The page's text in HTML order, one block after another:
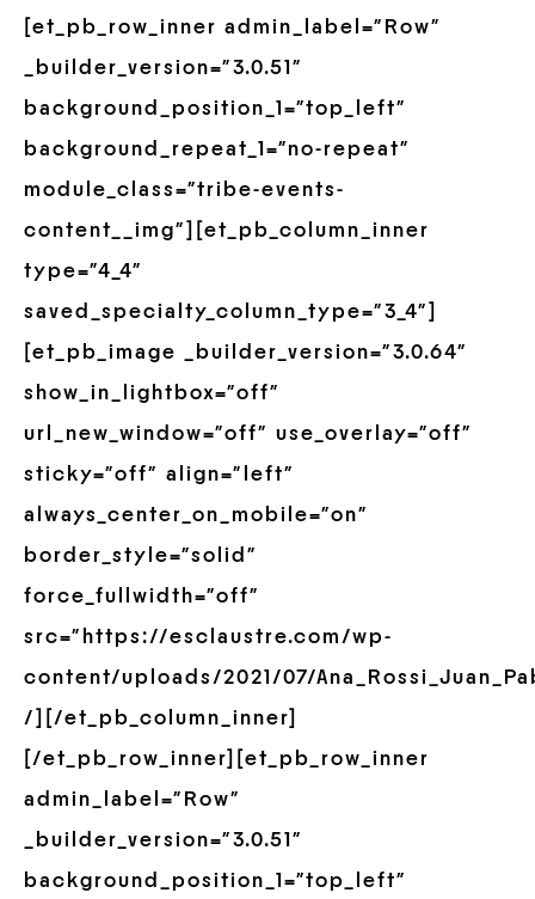
[et_pb_row_inner admin_label=”Row”
_builder_version=”3.0.51″
background_position_1=”top_left”
background_repeat_1=”no-repeat”
module_class=”tribe-events-
content__img”][et_pb_column_inner
type=”4_4″
saved_specialty_column_type=”3_4″]
[et_pb_image _builder_version=”3.0.64″
show_in_lightbox=”off”
url_new_window=”off” use_overlay=”off”
sticky=”off” align=”left”
always_center_on_mobile=”on”
border_style=”solid”
force_fullwidth=”off”
src=”https://esclaustre.com/wp-
content/uploads/2021/07/
/][/et_pb_column_inner]
[/et_pb_row_inner][et_pb_row_inner
admin_label=”Row”
_builder_version=”3.0.51″
background_position_1=”top_left”